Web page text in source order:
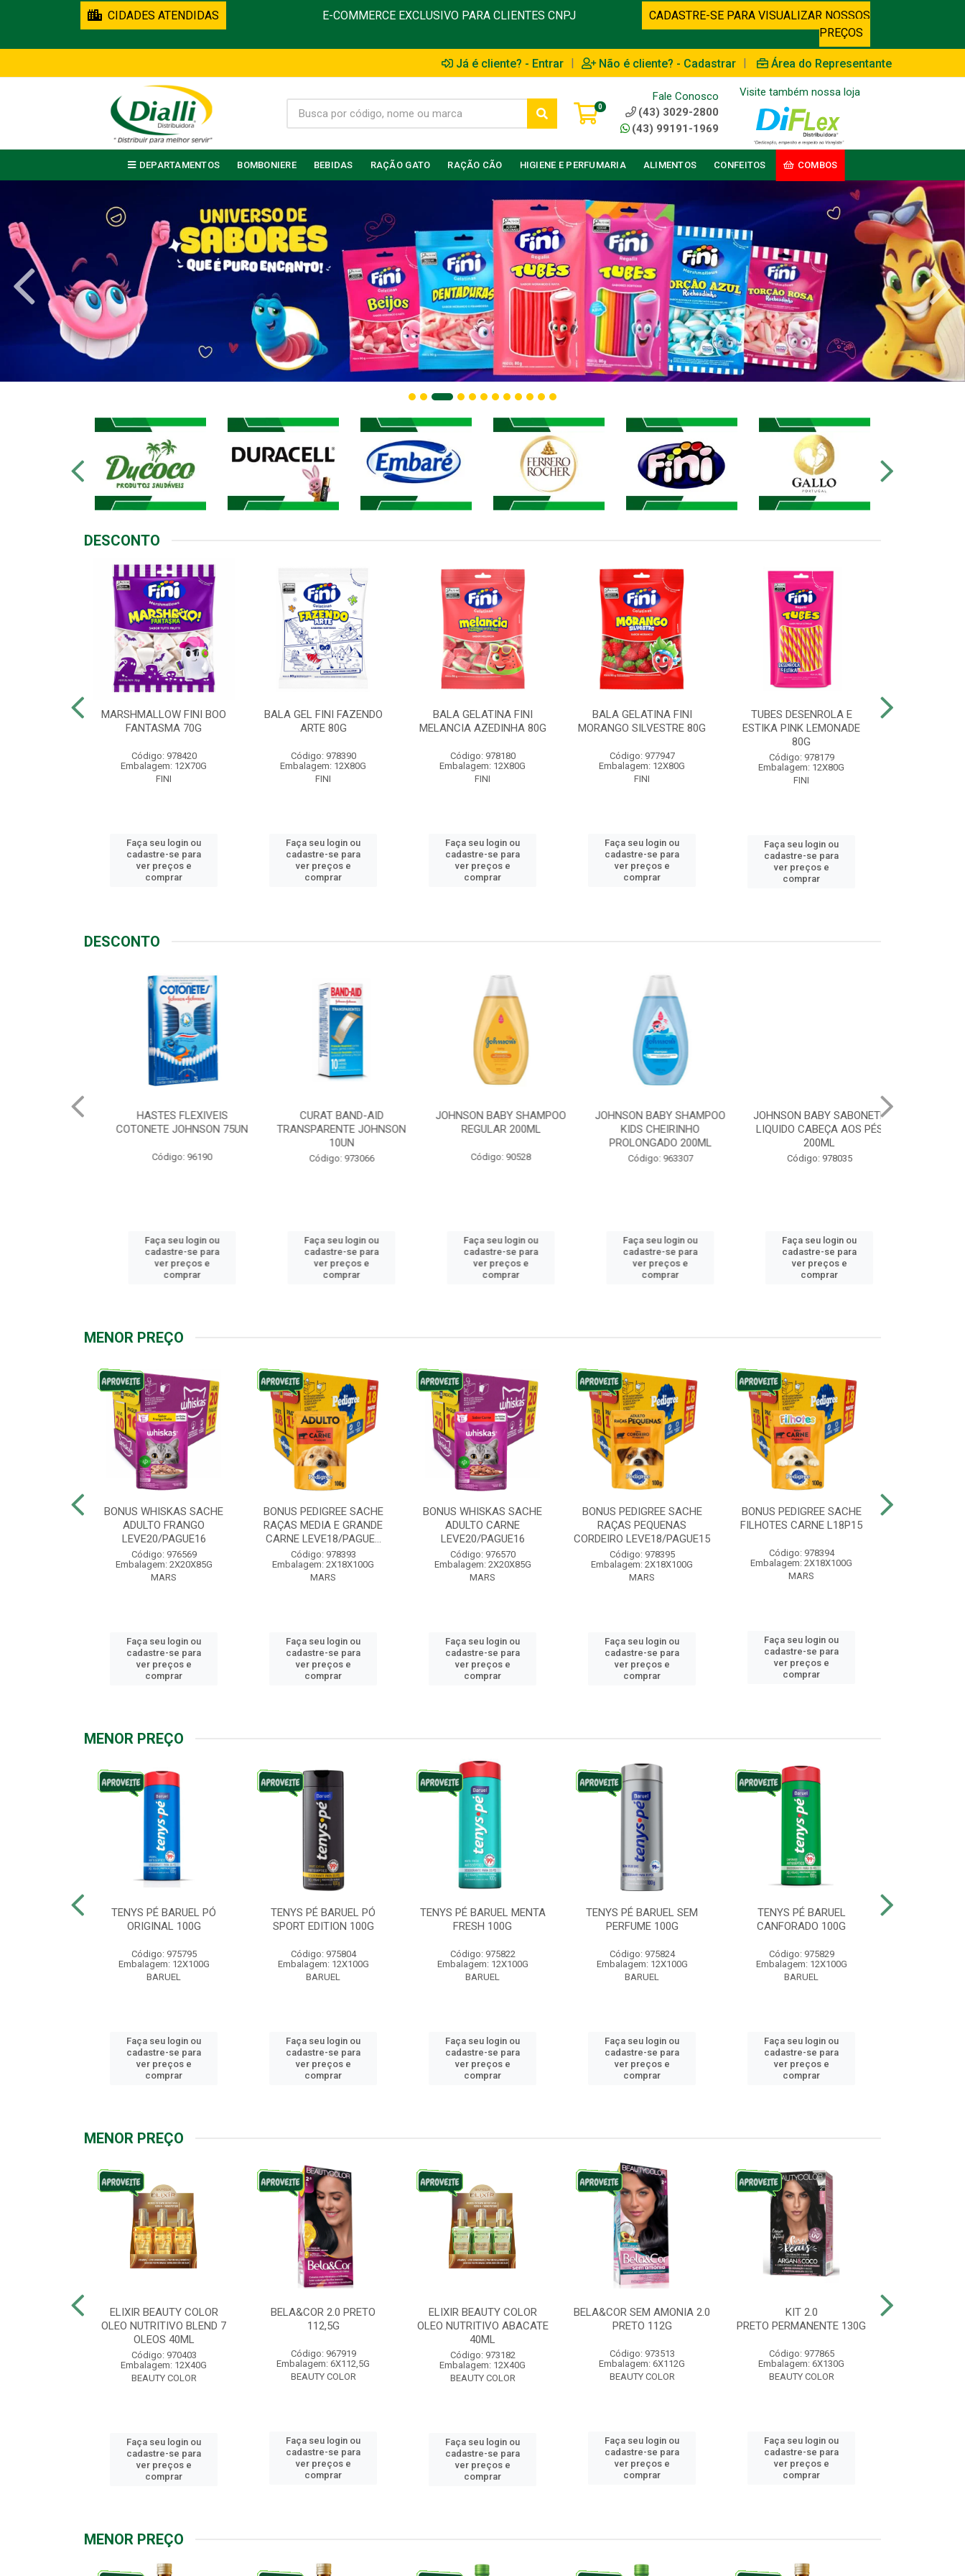
CIDADES ATENDIDAS E-COMMERCE EXCLUSIVO PARA CLIENTES CNPJ
CADASTRE-SE PARA VISUALIZAR NOSSOS
PREÇOS
Já é cliente? - Entrar | Não é cliente? - Cadastrar | Área do Representante
0
Fale Conosco
(43) 3029-2800
(43) 99191-1969
Visite também nossa loja
DEPARTAMENTOS BOMBONIERE BEBIDAS RAÇÃO GATO RAÇÃO CÃO HIGIENE E PERFUMARIA ALIMENTOS CONFEITOS COMBOS
DESCONTO
MARSHMALLOW FINI BOO
FANTASMA 70G
Código: 978420
Embalagem: 12X70G
FINI
Faça seu login ou
cadastre-se para
ver preços e
comprar
BALA GEL FINI FAZENDO
ARTE 80G
Código: 978390
Embalagem: 12X80G
FINI
Faça seu login ou
cadastre-se para
ver preços e
comprar
BALA GELATINA FINI
MELANCIA AZEDINHA 80G
Código: 978180
Embalagem: 12X80G
FINI
Faça seu login ou
cadastre-se para
ver preços e
comprar
BALA GELATINA FINI
MORANGO SILVESTRE 80G
Código: 977947
Embalagem: 12X80G
FINI
Faça seu login ou
cadastre-se para
ver preços e
comprar
TUBES DESENROLA E
ESTIKA PINK LEMONADE
80G
Código: 978179
Embalagem: 12X80G
FINI
Faça seu login ou
cadastre-se para
ver preços e
comprar
DESCONTO
HASTES FLEXIVEIS
COTONETE JOHNSON 75UN
Código: 96190
Faça seu login ou
cadastre-se para
ver preços e
comprar
CURAT BAND-AID
TRANSPARENTE JOHNSON
10UN
Código: 973066
Faça seu login ou
cadastre-se para
ver preços e
comprar
JOHNSON BABY SHAMPOO
REGULAR 200ML
Código: 90528
Faça seu login ou
cadastre-se para
ver preços e
comprar
JOHNSON BABY SHAMPOO
KIDS CHEIRINHO
PROLONGADO 200ML
Código: 963307
Faça seu login ou
cadastre-se para
ver preços e
comprar
JOHNSON BABY SABONETE
LIQUIDO CABEÇA AOS PÉS
200ML
Código: 978035
Faça seu login ou
cadastre-se para
ver preços e
comprar
MENOR PREÇO
BONUS WHISKAS SACHE
ADULTO FRANGO
LEVE20/PAGUE16
Código: 976569
Embalagem: 2X20X85G
MARS
Faça seu login ou
cadastre-se para
ver preços e
comprar
BONUS PEDIGREE SACHE
RAÇAS MEDIA E GRANDE
CARNE LEVE18/PAGUE...
Código: 978393
Embalagem: 2X18X100G
MARS
Faça seu login ou
cadastre-se para
ver preços e
comprar
BONUS WHISKAS SACHE
ADULTO CARNE
LEVE20/PAGUE16
Código: 976570
Embalagem: 2X20X85G
MARS
Faça seu login ou
cadastre-se para
ver preços e
comprar
BONUS PEDIGREE SACHE
RAÇAS PEQUENAS
CORDEIRO LEVE18/PAGUE15
Código: 978395
Embalagem: 2X18X100G
MARS
Faça seu login ou
cadastre-se para
ver preços e
comprar
BONUS PEDIGREE SACHE
FILHOTES CARNE L18P15
Código: 978394
Embalagem: 2X18X100G
MARS
Faça seu login ou
cadastre-se para
ver preços e
comprar
MENOR PREÇO
TENYS PÉ BARUEL PÓ
ORIGINAL 100G
Código: 975795
Embalagem: 12X100G
BARUEL
Faça seu login ou
cadastre-se para
ver preços e
comprar
TENYS PÉ BARUEL PÓ
SPORT EDITION 100G
Código: 975804
Embalagem: 12X100G
BARUEL
Faça seu login ou
cadastre-se para
ver preços e
comprar
TENYS PÉ BARUEL MENTA
FRESH 100G
Código: 975822
Embalagem: 12X100G
BARUEL
Faça seu login ou
cadastre-se para
ver preços e
comprar
TENYS PÉ BARUEL SEM
PERFUME 100G
Código: 975824
Embalagem: 12X100G
BARUEL
Faça seu login ou
cadastre-se para
ver preços e
comprar
TENYS PÉ BARUEL
CANFORADO 100G
Código: 975829
Embalagem: 12X100G
BARUEL
Faça seu login ou
cadastre-se para
ver preços e
comprar
MENOR PREÇO
ELIXIR BEAUTY COLOR
OLEO NUTRITIVO BLEND 7
OLEOS 40ML
Código: 970403
Embalagem: 12X40G
BEAUTY COLOR
Faça seu login ou
cadastre-se para
ver preços e
comprar
BELA&COR 2.0 PRETO
112,5G
Código: 967919
Embalagem: 6X112,5G
BEAUTY COLOR
Faça seu login ou
cadastre-se para
ver preços e
comprar
ELIXIR BEAUTY COLOR
OLEO NUTRITIVO ABACATE
40ML
Código: 973182
Embalagem: 12X40G
BEAUTY COLOR
Faça seu login ou
cadastre-se para
ver preços e
comprar
BELA&COR SEM AMONIA 2.0
PRETO 112G
Código: 973513
Embalagem: 6X112G
BEAUTY COLOR
Faça seu login ou
cadastre-se para
ver preços e
comprar
KIT 2.0
PRETO PERMANENTE 130G
Código: 977865
Embalagem: 6X130G
BEAUTY COLOR
Faça seu login ou
cadastre-se para
ver preços e
comprar
MENOR PREÇO